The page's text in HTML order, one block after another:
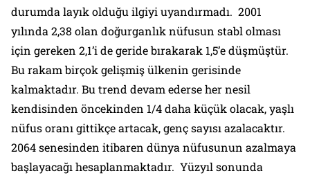
durumda layık olduğu ilgiyi uyandırmadı. 2001
yılında 2,38 olan doğurganlık nüfusun stabl olması
için gereken 2,1’i de geride bırakarak 1,5’e düşmüştür.
Bu rakam birçok gelişmiş ülkenin gerisinde
kalmaktadır. Bu trend devam ederse her nesil
kendisinden öncekinden 1/4 daha küçük olacak, yaşlı
nüfus oranı gittikçe artacak, genç sayısı azalacaktır.
2064 senesinden itibaren dünya nüfusunun azalmaya
başlayacağı hesaplanmaktadır. Yüzyıl sonunda